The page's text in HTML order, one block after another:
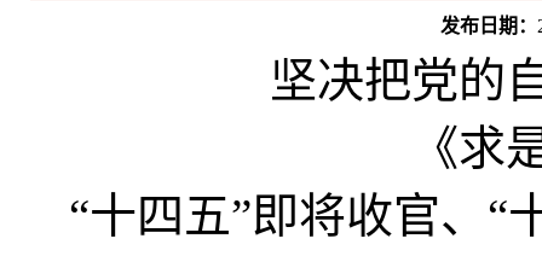
发布日期：
坚决把党的
《求
“十四五”即将收官、“